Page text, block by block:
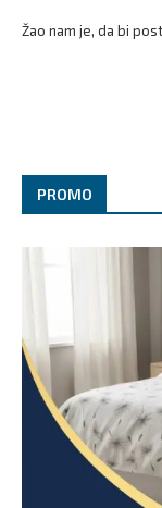
Žao nam je, da bi
PROMO